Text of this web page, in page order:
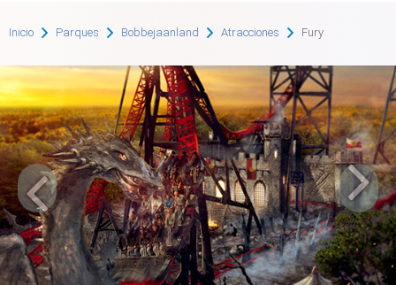
Inicio Parques Bobbejaanland Atracciones Fury